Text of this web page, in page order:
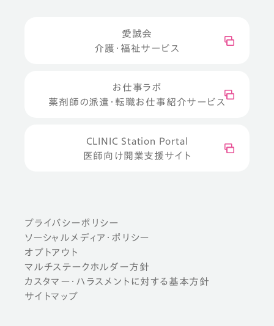
愛誠会
介護・福祉サービス
お仕事ラボ
薬剤師の派遣・転職お仕事紹介サービス
CLINIC Station Portal
医師向け開業支援サイト
プライバシーポリシー
ソーシャルメディア・ポリシー
オプトアウト
マルチステークホルダー方針
カスタマー・ハラスメントに対する基本方針
サイトマップ